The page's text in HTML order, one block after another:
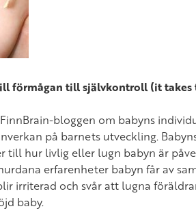
förmågan till självkontroll (it takes
FinnBrain-bloggen om babyns
på barnets utveckling.
till hur livlig eller lugn babyn är
erfarenheter babyn får av
irriterad och svår att lugna
baby.